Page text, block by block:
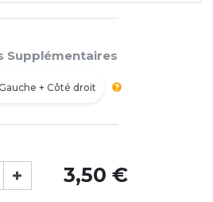
Supplémentaires
+ Côté droit
3,50 €